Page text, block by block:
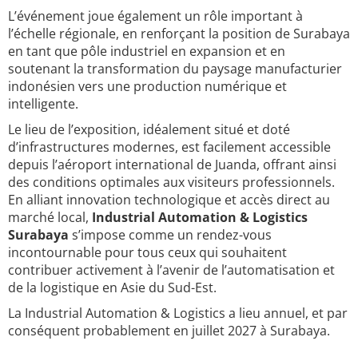
L’événement joue également un rôle important à
l’échelle régionale, en renforçant la position de Surabaya
en tant que pôle industriel en expansion et en
soutenant la transformation du paysage manufacturier
indonésien vers une production numérique et
intelligente.
Le lieu de l’exposition, idéalement situé et doté
d’infrastructures modernes, est facilement accessible
depuis l’aéroport international de Juanda, offrant ainsi
des conditions optimales aux visiteurs professionnels.
En alliant innovation technologique et accès direct au
marché local, Industrial Automation & Logistics
Surabaya s’impose comme un rendez-vous
incontournable pour tous ceux qui souhaitent
contribuer activement à l’avenir de l’automatisation et
de la logistique en Asie du Sud-Est.
La Industrial Automation & Logistics a lieu annuel, et par
conséquent probablement en juillet 2027 à Surabaya.